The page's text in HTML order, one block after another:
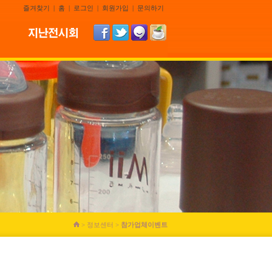
즐겨찾기 | 홈 | 로그인 | 회원가입 | 문의하기
> 정보센터 > 참가업체이벤트